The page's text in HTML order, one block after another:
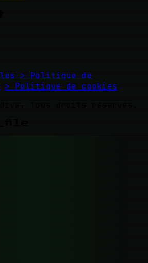
> Politique de
> Politique de cookies